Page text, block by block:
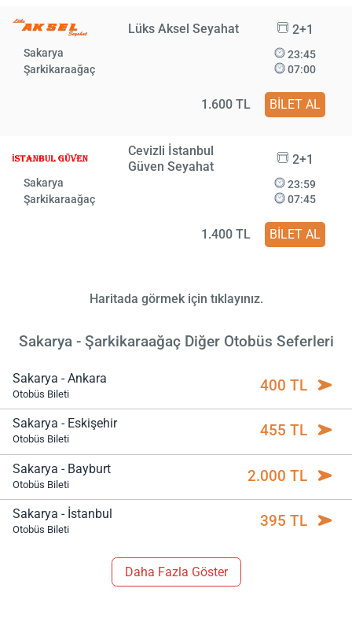
Lüks Aksel Seyahat 2+1
Sakarya
Şarkikaraağaç
23:45
07:00
1.600 TL BİLET AL
Cevizli İstanbul
Güven Seyahat
2+1
Sakarya
Şarkikaraağaç
23:59
07:45
1.400 TL BİLET AL
Haritada görmek için tıklayınız.
Sakarya - Şarkikaraağaç Diğer Otobüs Seferleri
Sakarya - Ankara
Otobüs Bileti 400 TL
Sakarya - Eskişehir
Otobüs Bileti 455 TL
Sakarya - Bayburt
Otobüs Bileti 2.000 TL
Sakarya - İstanbul
Otobüs Bileti 395 TL
Daha Fazla Göster